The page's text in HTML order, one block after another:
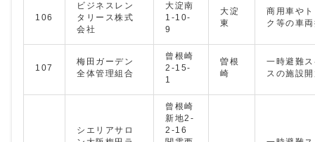
106
ビジネスレン
タリース株式
会社
大淀南
1-10-
9
大淀
東
商用車や
ク等の車
107
梅田ガーデン
全体管理組合
曾根崎
2-15-
1
曽根
崎
一時避難
スの施設
シエリアサロ
曾根崎
新地2-
2-16